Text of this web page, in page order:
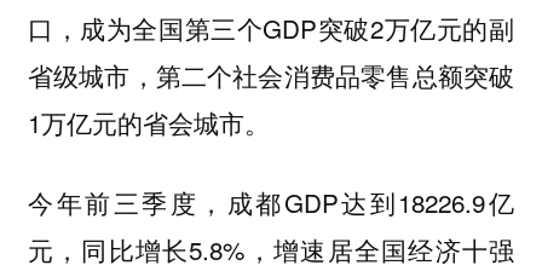
口，成为全国第三个GDP突破2万亿元的副
省级城市，第二个社会消费品零售总额突破
1万亿元的省会城市。
今年前三季度，成都GDP达到18226.9亿
元，同比增长5.8%，增速居全国经济十强